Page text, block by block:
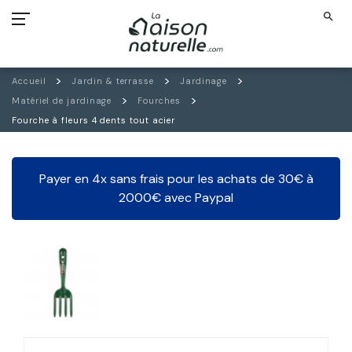
search
Accueil Jardin & terrasse
Jardinage
Matériel de jardinage
Fourches
Fourche à fleurs 4 dents tout acier
Payer en 4x sans frais pour les achats de 30€ à
2000€ avec Paypal